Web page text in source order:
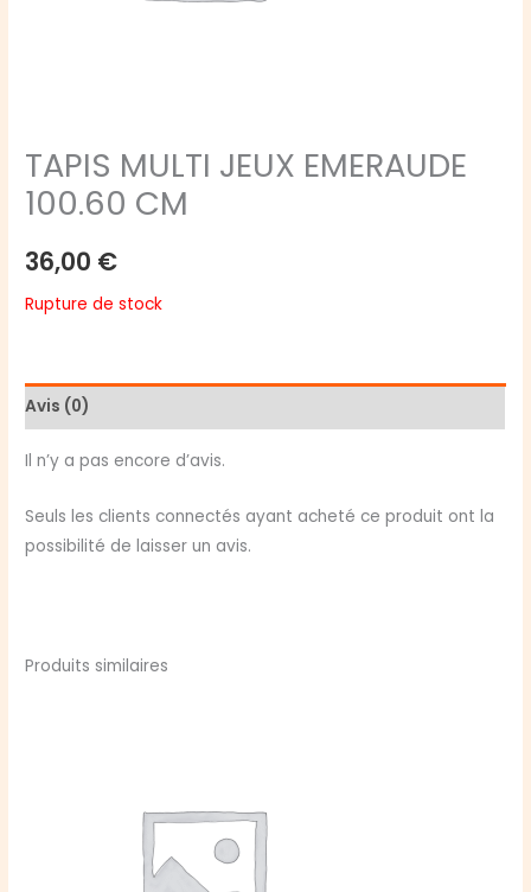
TAPIS MULTI JEUX EMERAUDE
100.60 CM
36,00 €
Rupture de stock
Avis (0)
Il n’y a pas encore d’avis.
Seuls les clients connectés ayant acheté ce produit ont la
possibilité de laisser un avis.
Produits similaires